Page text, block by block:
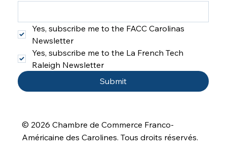
Yes, subscribe me to the FACC Carolinas
Newsletter
Yes, subscribe me to the La French Tech
Raleigh Newsletter
Submit
© 2026 Chambre de Commerce Franco-
Américaine des Carolines. Tous droits réservés.